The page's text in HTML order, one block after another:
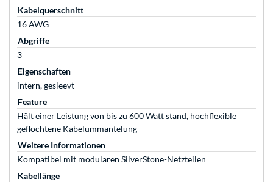
Kabelquerschnitt
16 AWG
Abgriffe
3
Eigenschaften
intern, gesleevt
Feature
Hält einer Leistung von bis zu 600 Watt stand, hochflexible
geflochtene Kabelummantelung
Weitere Informationen
Kompatibel mit modularen SilverStone-Netzteilen
Kabellänge